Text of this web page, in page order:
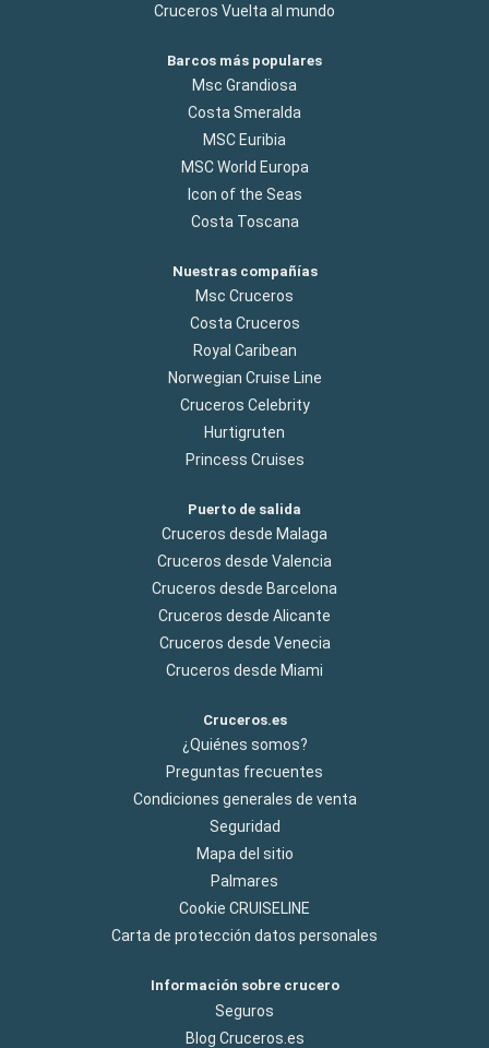
Cruceros Vuelta al mundo
Barcos más populares
Msc Grandiosa
Costa Smeralda
MSC Euribia
MSC World Europa
Icon of the Seas
Costa Toscana
Nuestras compañías
Msc Cruceros
Costa Cruceros
Royal Caribean
Norwegian Cruise Line
Cruceros Celebrity
Hurtigruten
Princess Cruises
Puerto de salida
Cruceros desde Malaga
Cruceros desde Valencia
Cruceros desde Barcelona
Cruceros desde Alicante
Cruceros desde Venecia
Cruceros desde Miami
Cruceros.es
¿Quiénes somos?
Preguntas frecuentes
Condiciones generales de venta
Seguridad
Mapa del sitio
Palmares
Cookie CRUISELINE
Carta de protección datos personales
Información sobre crucero
Seguros
Blog Cruceros.es